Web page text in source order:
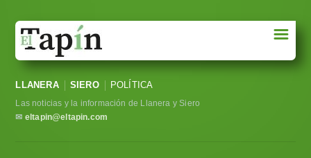
Sociedad
Política
☰
LLANERA SIERO POLÍTICA
Las noticias y la información de Llanera y Siero
✉ eltapin@eltapin.com